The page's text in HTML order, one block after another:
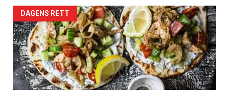
Forsiden
akkurat
nå
-
DAGENS RETT